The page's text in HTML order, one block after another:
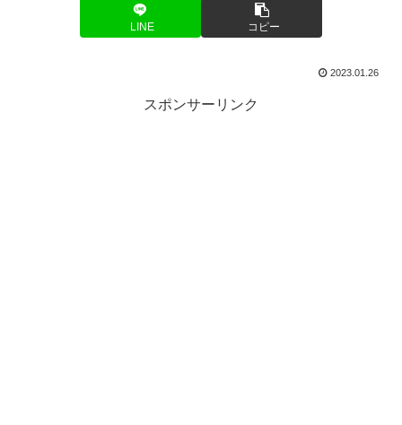
LINE コピー
2023.01.26
スポンサーリンク